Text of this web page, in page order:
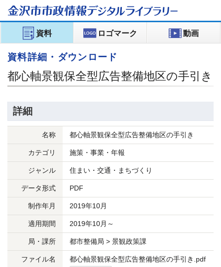
金沢市市政情報デジタルライブラリー
資料 ロゴマーク 動画
資料詳細・ダウンロード
都心軸景観保全型広告整備地区の手引き
詳細
名称 都心軸景観保全型広告整備地区の手引き
カテゴリ 施策・事業・年報
ジャンル 住まい・交通・まちづくり
データ形式 PDF
制作年月 2019年10月
適用期間 2019年10月～
局・課所 都市整備局 > 景観政策課
ファイル名 都心軸景観保全型広告整備地区の手引き.pdf